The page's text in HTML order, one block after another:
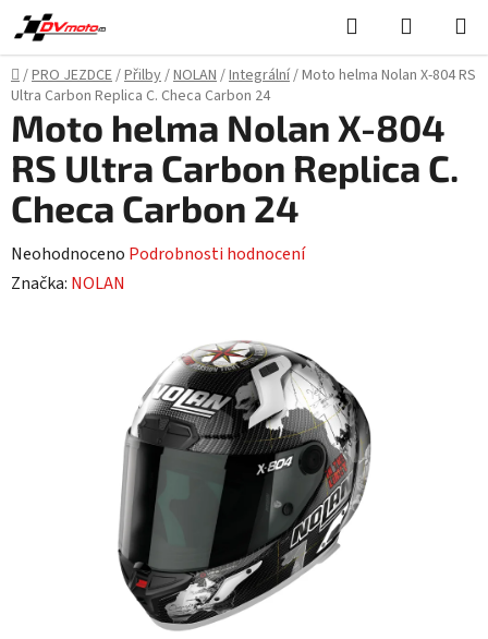
Přejít
na
obsah
Hledat
KOŠÍK
Domů
/PRO JEZDCE/Přilby/NOLAN/Integrální/Moto helma Nolan X-804 RS
Ultra Carbon Replica C. Checa Carbon 24
Moto helma Nolan X-804
RS Ultra Carbon Replica C.
Checa Carbon 24
Průměrné
hodnocení
Neohodnoceno Podrobnosti hodnocení
Značka: NOLAN